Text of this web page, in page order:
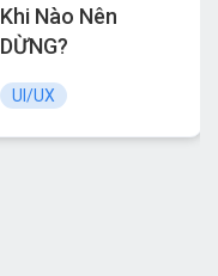
Khi Nào Nên
DỪNG?
UI/UX